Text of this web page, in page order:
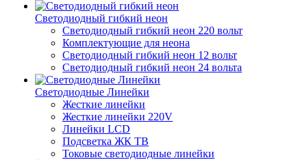
Светодиодный гибкий неон
Светодиодный гибкий неон 220 вольт
Комплектующие для неона
Светодиодный гибкий неон 12 вольт
Светодиодный гибкий неон 24 вольта
Светодиодные Линейки
Жесткие линейки
Жесткие линейки 220V
Линейки LCD
Подсветка ЖК ТВ
Токовые светодиодные линейки